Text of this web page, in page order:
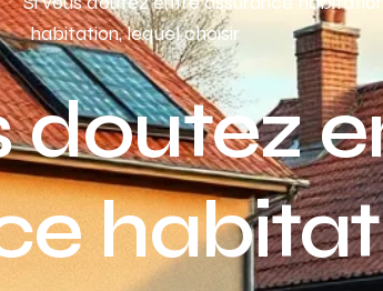
Budget assurance automobile
habitation, lequel choisir
doutez